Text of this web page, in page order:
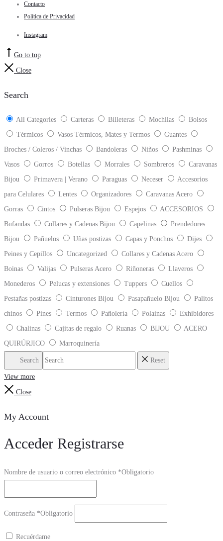
Contacto
Política de Privacidad
Instagram
Go to top
Close
Search
All Categories Carteras Billeteras Mochilas
Bolsos
Térmicos
Vasos Térmicos, Mates y Termos
Guantes
Broches / Coleros / Vinchas
Bandoleras Niños
Pashminas
Vasos
Gorros Botellas Morrales Sombreros
Caravanas
Bijou
Primavera | Verano Paraguas Neceser
Accesorios
para Celulares
Lentes Organizadores
Caravanas Acero
Gorras
Cintos Pulseras Bijou Espejos
ACCESORIOS
Bufandas
Collares y Cadenas Bijou Capelinas
Prendedores
Bijou
Pañuelos Uñas postizas Capas y Ponchos
Dijes
Peines y Cepillos
Uncategorized
Collares y Cadenas Acero
Boinas
Valijas Pulseras Acero Riñoneras
Llaveros
Monederos
Pelucas y extensiones Tuppers
Cuellos
Pestañas postizas
Cinturones Bijou Pasapañuelo Bijou
Palitos
chinos
Pines Termos Pañolería Polainas
Exhibidores
Chalinas
Cajitas de regalo Ruanas BIJOU
ACERO
QUIRÚRJICO
Marroquinería
Search Reset
View more
Close
My Account
Acceder Registrarse
Nombre de usuario o correo electrónico *Obligatorio
Contraseña *Obligatorio
Recuérdame